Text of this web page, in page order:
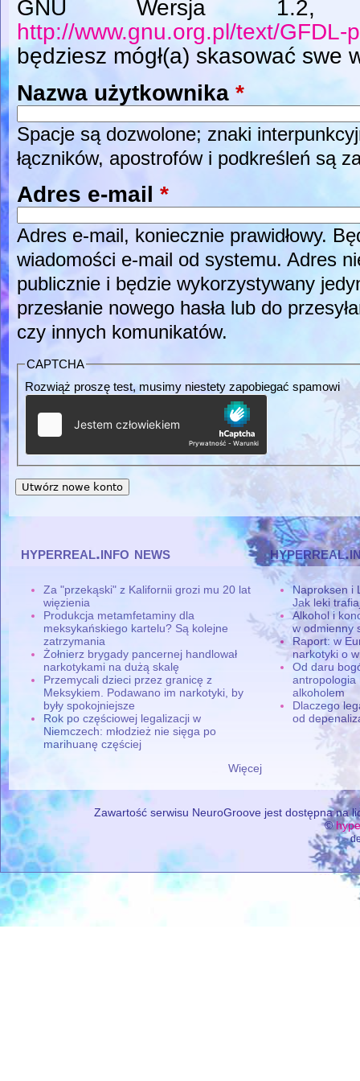
GNU Wersja 1.2,
http://www.gnu.org.pl/text/GFDL-
będziesz mógł(a) skasować swe
Nazwa użytkownika *
Spacje są dozwolone; znaki
łączników, apostrofów i podkreśleń są
Adres e-mail *
Adres e-mail, koniecznie prawidłowy.
wiadomości e-mail od systemu. Adres
publicznie i będzie wykorzystywany
przesłanie nowego hasła lub do
czy innych komunikatów.
CAPTCHA
Rozwiąż proszę test, musimy niestety zapobiegać spamowi
hyperreal.info news
Za "przekąski" z Kalifornii grozi mu 20 lat
więzienia
Produkcja metamfetaminy dla
meksykańskiego kartelu? Są kolejne
zatrzymania
Żołnierz brygady pancernej handlował
narkotykami na dużą skalę
Przemycali dzieci przez granicę z
Meksykiem. Podawano im narkotyki, by
były spokojniejsze
Rok po częściowej legalizacji w
Niemczech: młodzież nie sięga po
marihuanę częściej
Więcej
Naproksen i
Jak leki
Alkohol i
w odmienny
Raport: w
narkotyki o
Od daru
antropologia
alkoholem
Dlaczego
od
Zawartość serwisu NeuroGroove jest dostępna na
©